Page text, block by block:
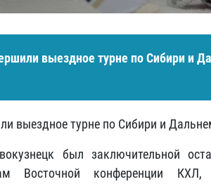
выездное турне по Сибири и
выездное турне по Сибири и
был заключительной
Восточной конференции